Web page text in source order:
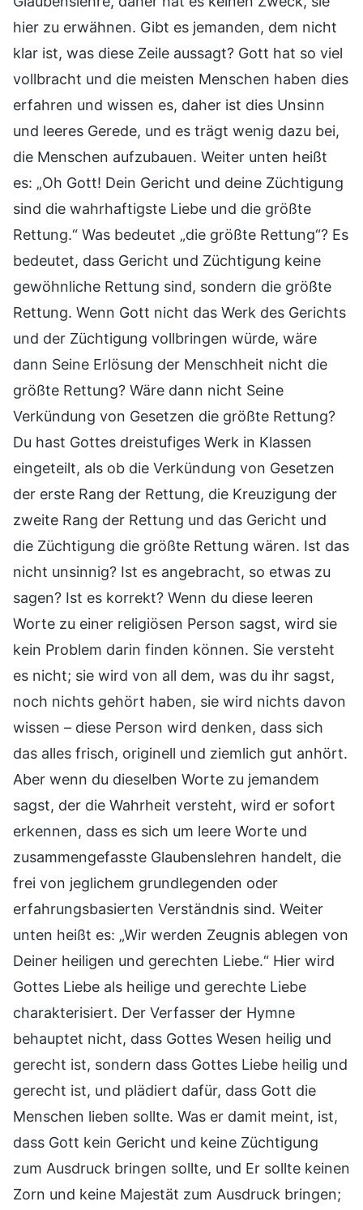
hier zu erwähnen. Gibt es jemanden, dem nicht
klar ist, was diese Zeile aussagt? Gott hat so viel
vollbracht und die meisten Menschen haben dies
erfahren und wissen es, daher ist dies Unsinn
und leeres Gerede, und es trägt wenig dazu bei,
die Menschen aufzubauen. Weiter unten heißt
es: „Oh Gott! Dein Gericht und deine Züchtigung
sind die wahrhaftigste Liebe und die größte
Rettung.“ Was bedeutet „die größte Rettung“? Es
bedeutet, dass Gericht und Züchtigung keine
gewöhnliche Rettung sind, sondern die größte
Rettung. Wenn Gott nicht das Werk des Gerichts
und der Züchtigung vollbringen würde, wäre
dann Seine Erlösung der Menschheit nicht die
größte Rettung? Wäre dann nicht Seine
Verkündung von Gesetzen die größte Rettung?
Du hast Gottes dreistufiges Werk in Klassen
eingeteilt, als ob die Verkündung von Gesetzen
der erste Rang der Rettung, die Kreuzigung der
zweite Rang der Rettung und das Gericht und
die Züchtigung die größte Rettung wären. Ist das
nicht unsinnig? Ist es angebracht, so etwas zu
sagen? Ist es korrekt? Wenn du diese leeren
Worte zu einer religiösen Person sagst, wird sie
kein Problem darin finden können. Sie versteht
es nicht; sie wird von all dem, was du ihr sagst,
noch nichts gehört haben, sie wird nichts davon
wissen – diese Person wird denken, dass sich
das alles frisch, originell und ziemlich gut anhört.
Aber wenn du dieselben Worte zu jemandem
sagst, der die Wahrheit versteht, wird er sofort
erkennen, dass es sich um leere Worte und
zusammengefasste Glaubenslehren handelt, die
frei von jeglichem grundlegenden oder
erfahrungsbasierten Verständnis sind. Weiter
unten heißt es: „Wir werden Zeugnis ablegen von
Deiner heiligen und gerechten Liebe.“ Hier wird
Gottes Liebe als heilige und gerechte Liebe
charakterisiert. Der Verfasser der Hymne
behauptet nicht, dass Gottes Wesen heilig und
gerecht ist, sondern dass Gottes Liebe heilig und
gerecht ist, und plädiert dafür, dass Gott die
Menschen lieben sollte. Was er damit meint, ist,
dass Gott kein Gericht und keine Züchtigung
zum Ausdruck bringen sollte, und Er sollte keinen
Zorn und keine Majestät zum Ausdruck bringen;